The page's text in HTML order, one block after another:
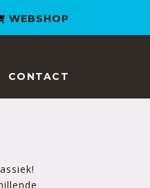
WEBSHOP
CONTACT